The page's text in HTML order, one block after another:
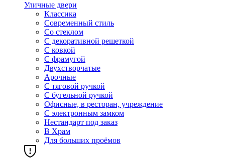
Уличные двери
Классика
Современный стиль
Со стеклом
С декоративной решеткой
С ковкой
С фрамугой
Двухстворчатые
Арочные
С тяговой ручкой
С бугельной ручкой
Офисные, в ресторан, учреждение
С электронным замком
Нестандарт под заказ
В Храм
Для больших проёмов